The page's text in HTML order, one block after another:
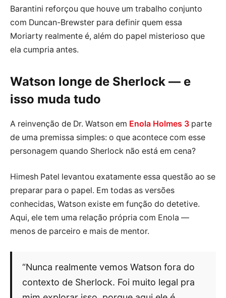
Barantini reforçou que houve um trabalho conjunto
com Duncan-Brewster para definir quem essa
Moriarty realmente é, além do papel misterioso que
ela cumpria antes.
Watson longe de Sherlock — e
isso muda tudo
A reinvenção de Dr. Watson em Enola Holmes 3 parte
de uma premissa simples: o que acontece com esse
personagem quando Sherlock não está em cena?
Himesh Patel levantou exatamente essa questão ao se
preparar para o papel. Em todas as versões
conhecidas, Watson existe em função do detetive.
Aqui, ele tem uma relação própria com Enola —
menos de parceiro e mais de mentor.
“Nunca realmente vemos Watson fora do
contexto de Sherlock. Foi muito legal pra